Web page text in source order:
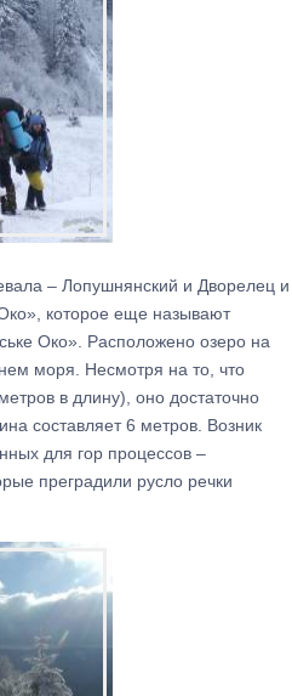
– Лопушнянский и Дворелец и
которое еще называют
Око». Расположено озеро на
моря. Несмотря на то, что
в длину), оно достаточно
составляет 6 метров. Возник
для гор процессов –
преградили русло речки